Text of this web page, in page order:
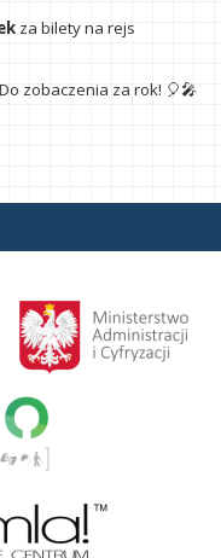
za bilety na rejs
zobaczenia za rok! 🎈🎤